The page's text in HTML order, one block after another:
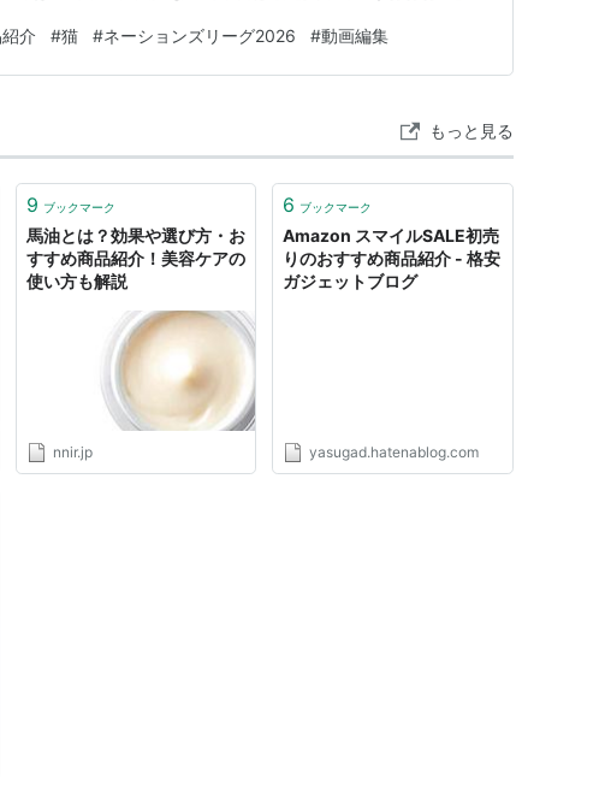
リルスタンド ケース 『ミルキーサブウェイ』に激ハマりして
アップショップに行…
介 #猫 #ネーションズリーグ2026 #動画編集
もっと見る
9 ブックマーク
馬油とは？効果や選び方・お
すすめ商品紹介！美容ケアの
使い方も解説
nnir.jp
6 ブックマーク
Amazon スマイルSALE初売
りのおすすめ商品紹介 - 格安
ガジェットブログ
yasugad.hatenablog.com